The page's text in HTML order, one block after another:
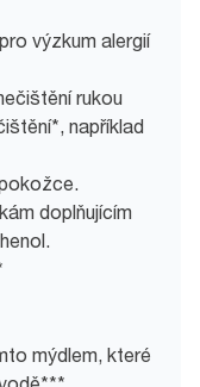
výzkum alergií
rukou
například
doplňujícím
mýdlem, které